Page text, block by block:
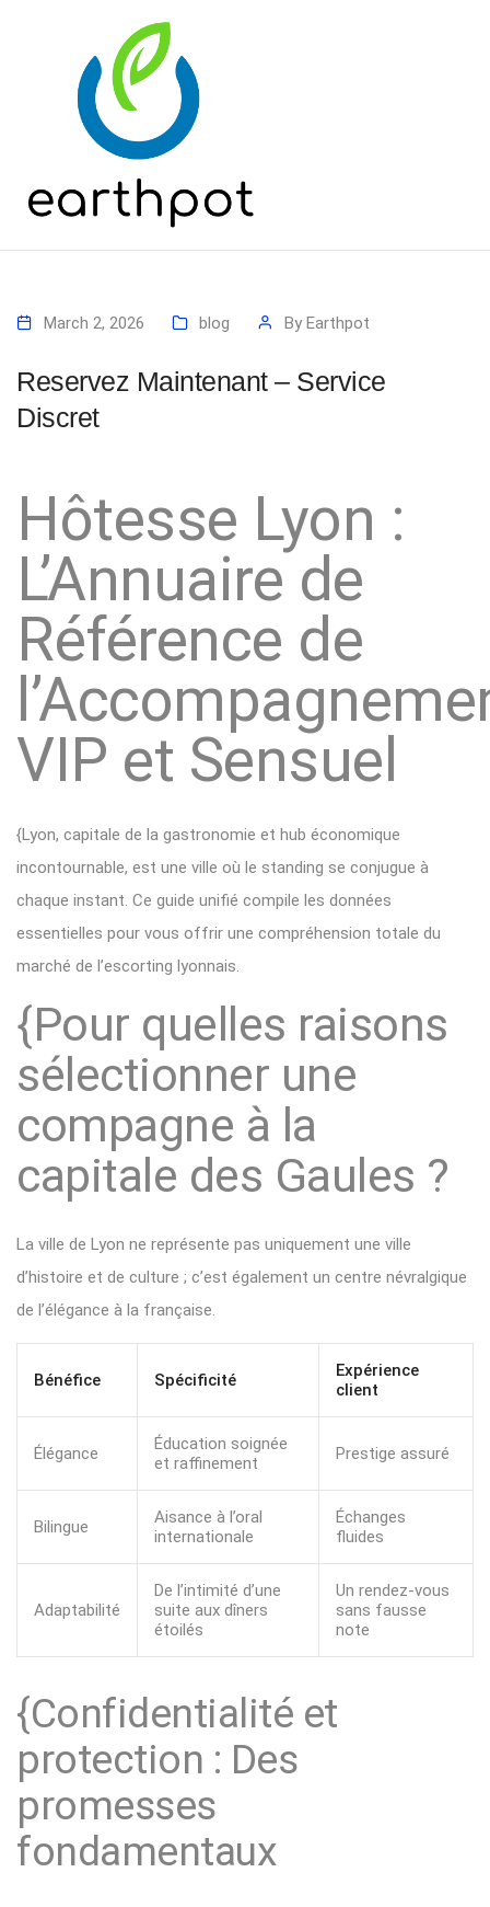
March 2, 2026 blog By Earthpot
Reservez Maintenant – Service
Discret
Hôtesse Lyon :
L’Annuaire de
Référence de
VIP et Sensuel
{Lyon, capitale de la gastronomie et hub économique
incontournable, est une ville où le standing se conjugue à
chaque instant. Ce guide unifié compile les données
essentielles pour vous offrir une compréhension totale du
marché de l’escorting lyonnais.
{Pour quelles raisons
sélectionner une
compagne à la
capitale des Gaules ?
La ville de Lyon ne représente pas uniquement une ville
d’histoire et de culture ; c’est également un centre névralgique
de l’élégance à la française.
Bénéfice Spécificité
Expérience
client
Élégance
Éducation soignée
et raffinement
Prestige assuré
Bilingue
Aisance à l’oral
internationale
Échanges
fluides
Adaptabilité
De l’intimité d’une
suite aux dîners
étoilés
Un rendez-vous
sans fausse
note
{Confidentialité et
protection : Des
promesses
fondamentaux